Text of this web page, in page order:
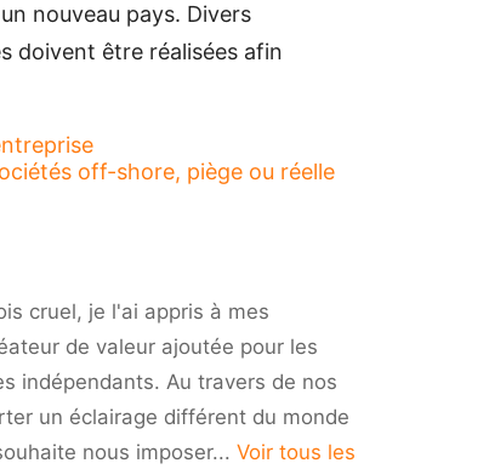
nouveau pays. Divers
doivent être réalisées afin
off-shore, piège ou réelle
cruel, je l'ai appris à mes
de valeur ajoutée pour les
indépendants. Au travers de nos
un éclairage différent du monde
nous imposer... Voir tous les